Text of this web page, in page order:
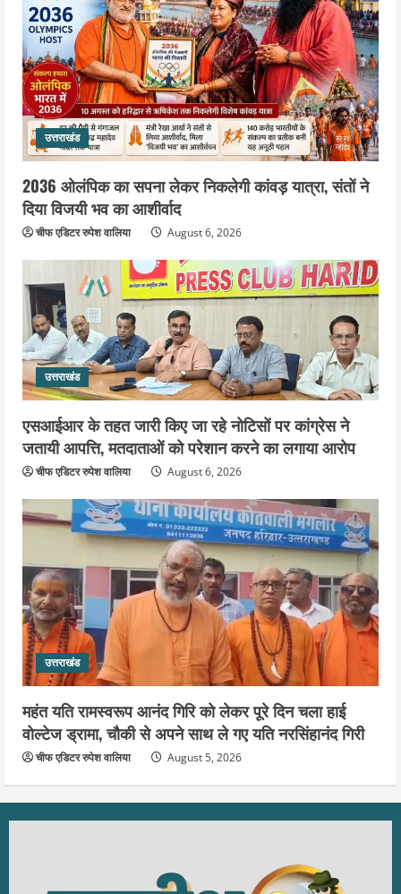
उत्तराखंड
2036 ओलंपिक का सपना लेकर निकलेगी कांवड़ यात्रा, संतों ने
दिया विजयी भव का आशीर्वाद
चीफ एडिटर रुपेश वालिया August 6, 2026
उत्तराखंड
एसआईआर के तहत जारी किए जा रहे नोटिसों पर कांग्रेस ने
जतायी आपत्ति, मतदाताओं को परेशान करने का लगाया आरोप
चीफ एडिटर रुपेश वालिया August 6, 2026
उत्तराखंड
महंत यति रामस्वरूप आनंद गिरि को लेकर पूरे दिन चला हाई
वोल्टेज ड्रामा, चौकी से अपने साथ ले गए यति नरसिंहानंद गिरी
चीफ एडिटर रुपेश वालिया August 5, 2026